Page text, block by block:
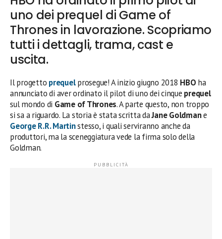
uno dei prequel di Game of
Thrones in lavorazione. Scopriamo
tutti i dettagli, trama, cast e
uscita.
Il progetto prequelprosegue! A inizio giugno 2018 HBO ha
annunciato di aver ordinato il pilot di uno dei cinque prequel
sul mondo di Game of Thrones. A parte questo, non troppo
si sa a riguardo. La storia è stata scritta daJane Goldmane
George R.R. Martinstesso, i quali serviranno anche da
produttori, ma la sceneggiatura vede la firma solo della
Goldman.